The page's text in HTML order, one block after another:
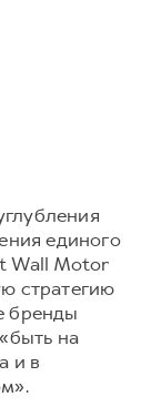
единого
Wall Motor
стратегию
бренды
на
и в